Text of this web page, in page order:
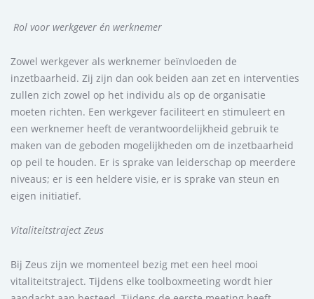
Rol voor werkgever én werknemer
Zowel werkgever als werknemer beïnvloeden de
inzetbaarheid. Zij zijn dan ook beiden aan zet en interventies
zullen zich zowel op het individu als op de organisatie
moeten richten. Een werkgever faciliteert en stimuleert en
een werknemer heeft de verantwoordelijkheid gebruik te
maken van de geboden mogelijkheden om de inzetbaarheid
op peil te houden. Er is sprake van leiderschap op meerdere
niveaus; er is een heldere visie, er is sprake van steun en
eigen initiatief.
Vitaliteitstraject Zeus
Bij Zeus zijn we momenteel bezig met een heel mooi
vitaliteitstraject. Tijdens elke toolboxmeeting wordt hier